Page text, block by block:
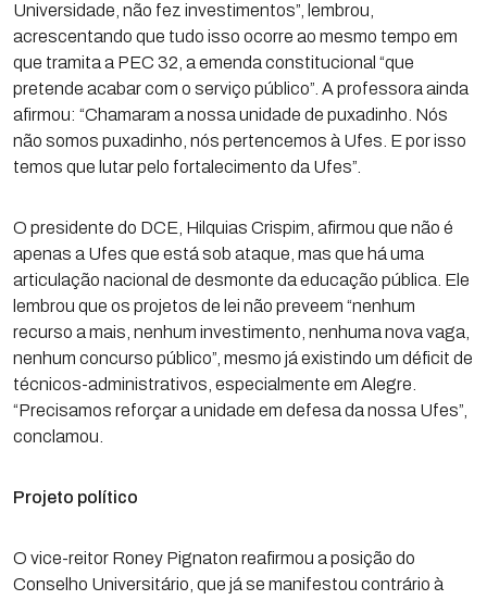
Universidade, não fez investimentos”, lembrou,
acrescentando que tudo isso ocorre ao mesmo tempo em
que tramita a PEC 32, a emenda constitucional “que
pretende acabar com o serviço público”. A professora ainda
afirmou: “Chamaram a nossa unidade de puxadinho. Nós
não somos puxadinho, nós pertencemos à Ufes. E por isso
temos que lutar pelo fortalecimento da Ufes”.
O presidente do DCE, Hilquias Crispim, afirmou que não é
apenas a Ufes que está sob ataque, mas que há uma
articulação nacional de desmonte da educação pública. Ele
lembrou que os projetos de lei não preveem “nenhum
recurso a mais, nenhum investimento, nenhuma nova vaga,
nenhum concurso público”, mesmo já existindo um déficit de
técnicos-administrativos, especialmente em Alegre.
“Precisamos reforçar a unidade em defesa da nossa Ufes”,
conclamou.
Projeto político
O vice-reitor Roney Pignaton reafirmou a posição do
Conselho Universitário, que já se manifestou contrário à